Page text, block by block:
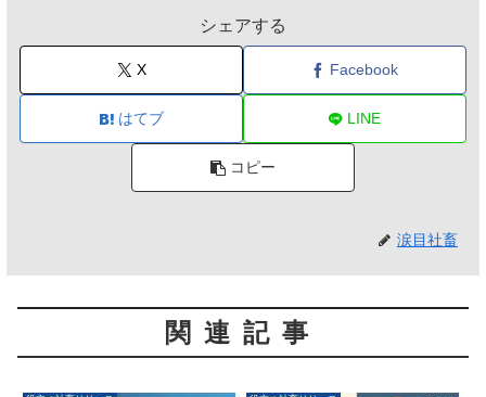
シェアする
X Facebook
はてブ LINE
コピー
涙目社畜
関連記事